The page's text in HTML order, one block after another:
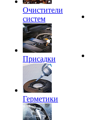
Очистители
систем
Присадки
Герметики